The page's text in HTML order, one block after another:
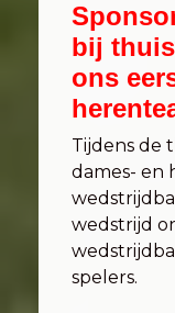
bij
ons
Tijdens de
dames- en
wedstrijd
spelers.